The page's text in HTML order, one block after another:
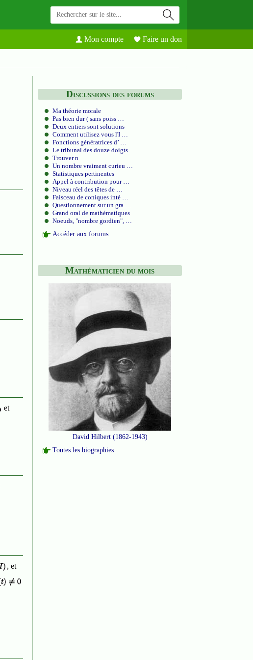
Mon compte Faire un don
et
, et
Discussions des forums
Ma théorie morale
Pas bien dur ( sans poiss …
Deux entiers sont solutions
Comment utilisez vous l'I …
Fonctions génératrices d’ …
Le tribunal des douze doigts
Trouver n
Un nombre vraiment curieu …
Statistiques pertinentes
Appel à contribution pour …
Niveau réel des têtes de …
Faisceau de coniques inté …
Questionnement sur un gra …
Grand oral de mathématiques
Noeuds, "nombre gordien", …
Accéder aux forums
Mathématicien du mois
David Hilbert (1862-1943)
Toutes les biographies